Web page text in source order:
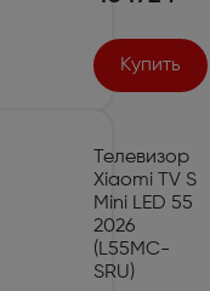
Купить
Телевизор
Xiaomi TV S
Mini LED 55
2026
(L55MC-
SRU)